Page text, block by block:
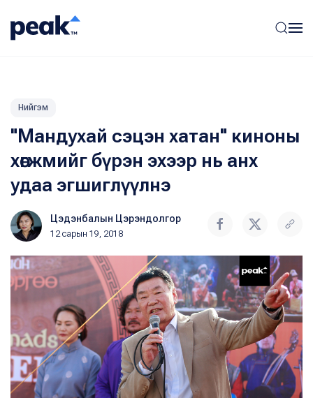
Нийгэм
"Мандухай сэцэн хатан" киноны
хөгжмийг бүрэн эхээр нь анх
удаа эгшиглүүлнэ
Цэдэнбалын Цэрэндолгор
12 сарын 19, 2018